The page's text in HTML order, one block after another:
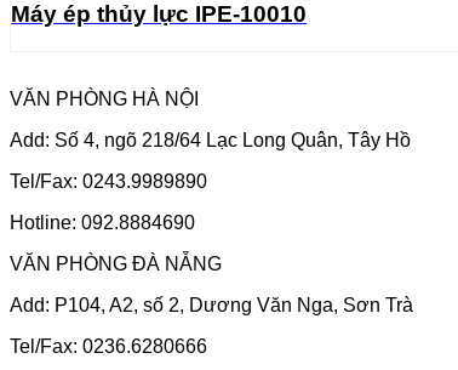
Máy ép thủy lực IPE-10010
VĂN PHÒNG HÀ NỘI
Add: Số 4, ngõ 218/64 Lạc Long Quân, Tây Hồ
Tel/Fax: 0243.9989890
Hotline: 092.8884690
VĂN PHÒNG ĐÀ NẴNG
Add: P104, A2, số 2, Dương Văn Nga, Sơn Trà
Tel/Fax: 0236.6280666